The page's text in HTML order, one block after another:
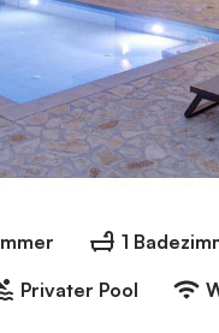
1
Privater Pool